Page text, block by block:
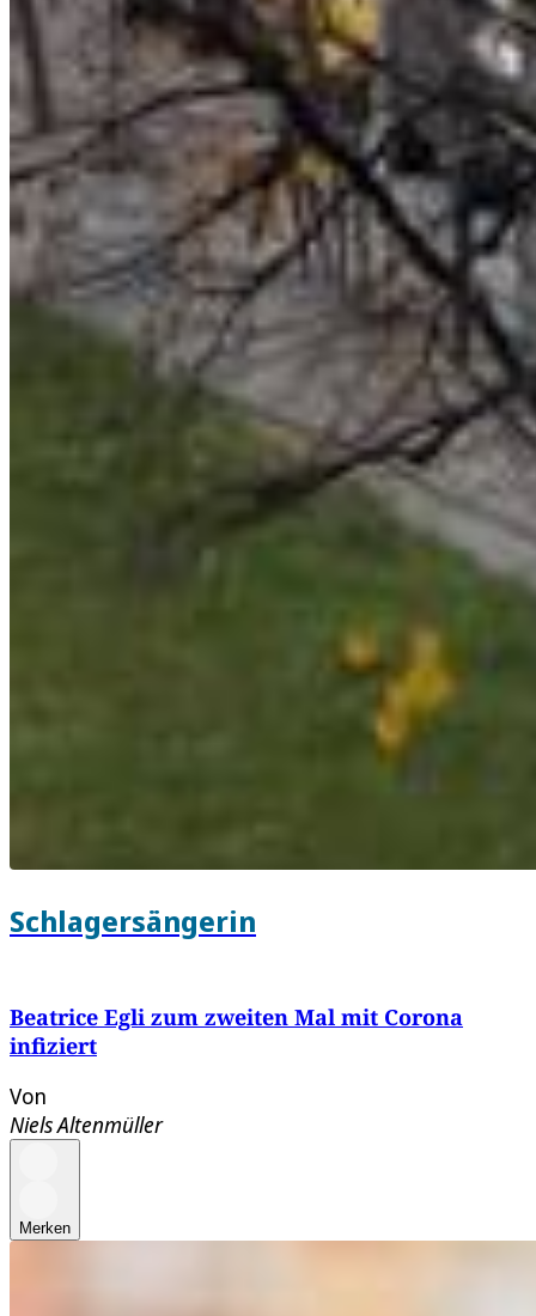
Schlagersängerin
Beatrice Egli zum zweiten Mal mit Corona
infiziert
Von
Niels Altenmüller
Merken